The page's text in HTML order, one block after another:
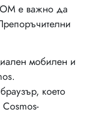
е важно да
мобилен и
което